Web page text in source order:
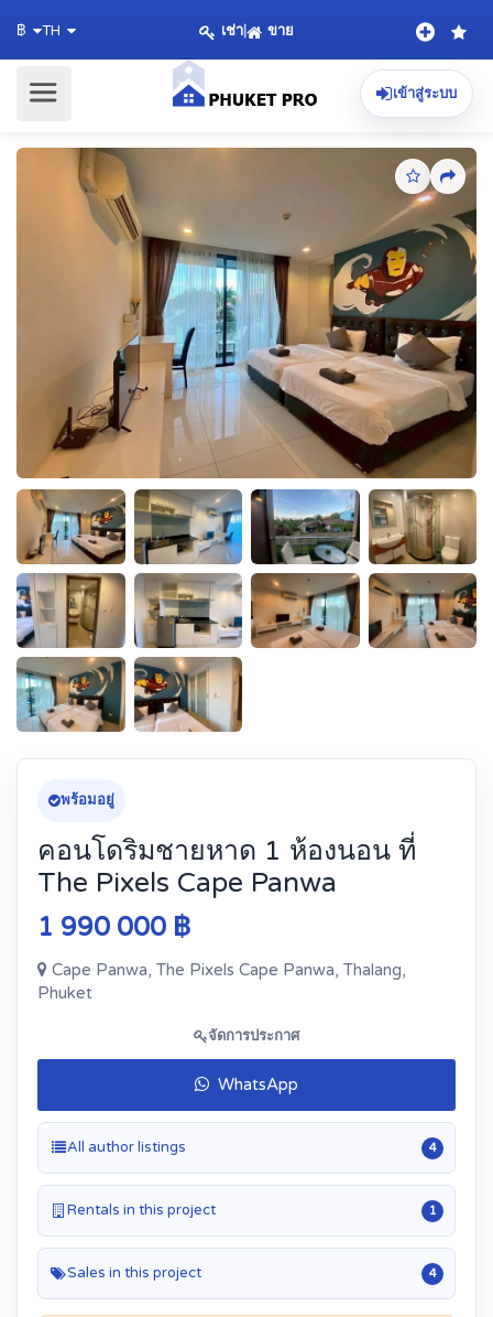
฿ TH เช่า| ขาย
เข้าสู่ระบบ
พร้อมอยู่
คอนโดริมชายหาด 1 ห้องนอน ที่
The Pixels Cape Panwa
1 990 000 ฿
Cape Panwa, The Pixels Cape Panwa, Thalang,
Phuket
จัดการประกาศ
WhatsApp
All author listings 4
Rentals in this project 1
Sales in this project 4